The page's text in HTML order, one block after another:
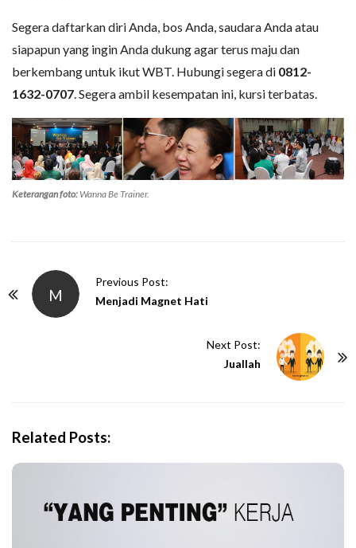
Segera daftarkan diri Anda, bos Anda, saudara Anda atau
siapapun yang ingin Anda dukung agar terus maju dan
berkembang untuk ikut WBT. Hubungi segera di 0812-
1632-0707. Segera ambil kesempatan ini, kursi terbatas.
Keterangan foto: Wanna Be Trainer.
M
Previous Post:
Menjadi Magnet Hati
Next Post:
Juallah
Related Posts: